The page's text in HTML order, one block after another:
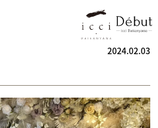
> 貴重な体験で
2024.02.03